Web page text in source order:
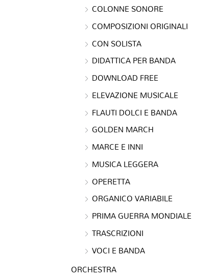
COLONNE SONORE
COMPOSIZIONI ORIGINALI
CON SOLISTA
DIDATTICA PER BANDA
DOWNLOAD FREE
ELEVAZIONE MUSICALE
FLAUTI DOLCI E BANDA
GOLDEN MARCH
MARCE E INNI
MUSICA LEGGERA
OPERETTA
ORGANICO VARIABILE
PRIMA GUERRA MONDIALE
TRASCRIZIONI
VOCI E BANDA
ORCHESTRA